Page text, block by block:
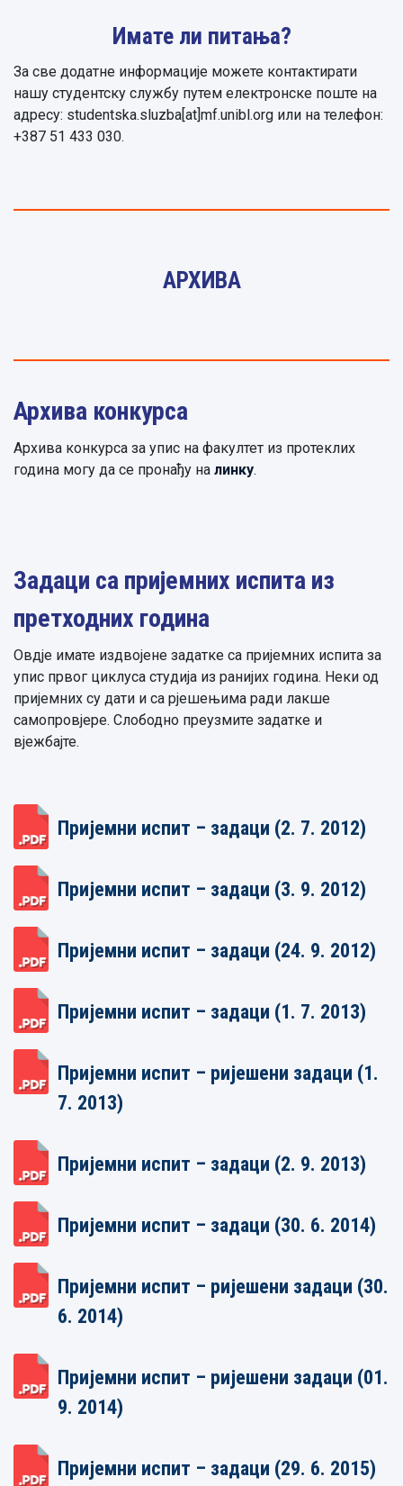
Имате ли питања?
За све додатне информације можете контактирати
нашу студентску службу путем електронске поште на
адресу: studentska.sluzba[at]mf.unibl.org или на телефон:
+387 51 433 030.
АРХИВА
Архива конкурса
Архива конкурса за упис на факултет из протеклих
година могу да се пронађу на линку.
Задаци са пријемних испита из
претходних година
Овдје имате издвојене задатке са пријемних испита за
упис првог циклуса студија из ранијих година. Неки од
пријемних су дати и са рјешењима ради лакше
самопровјере. Слободно преузмите задатке и
вјежбајте.
Пријемни испит – задаци (2. 7. 2012)
Пријемни испит – задаци (3. 9. 2012)
Пријемни испит – задаци (24. 9. 2012)
Пријемни испит – задаци (1. 7. 2013)
Пријемни испит – ријешени задаци (1.
7. 2013)
Пријемни испит – задаци (2. 9. 2013)
Пријемни испит – задаци (30. 6. 2014)
Пријемни испит – ријешени задаци (30.
6. 2014)
Пријемни испит – ријешени задаци (01.
9. 2014)
Пријемни испит – задаци (29. 6. 2015)